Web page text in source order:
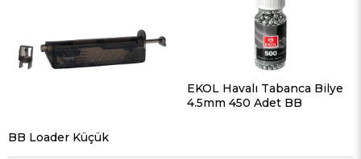
BB Loader Küçük
EKOL Havalı Tabanca Bilye
4.5mm 450 Adet BB